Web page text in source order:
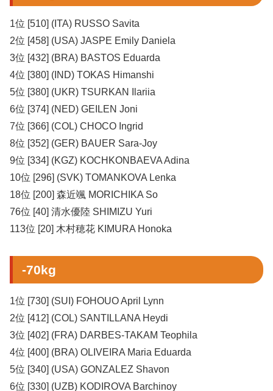
1位 [510] (ITA) RUSSO Savita
2位 [458] (USA) JASPE Emily Daniela
3位 [432] (BRA) BASTOS Eduarda
4位 [380] (IND) TOKAS Himanshi
5位 [380] (UKR) TSURKAN Ilariia
6位 [374] (NED) GEILEN Joni
7位 [366] (COL) CHOCO Ingrid
8位 [352] (GER) BAUER Sara-Joy
9位 [334] (KGZ) KOCHKONBAEVA Adina
10位 [296] (SVK) TOMANKOVA Lenka
18位 [200] 森近颯 MORICHIKA So
76位 [40] 清水優陸 SHIMIZU Yuri
113位 [20] 木村穂花 KIMURA Honoka
-70kg
1位 [730] (SUI) FOHOUO April Lynn
2位 [412] (COL) SANTILLANA Heydi
3位 [402] (FRA) DARBES-TAKAM Teophila
4位 [400] (BRA) OLIVEIRA Maria Eduarda
5位 [340] (USA) GONZALEZ Shavon
6位 [330] (UZB) KODIROVA Barchinoy